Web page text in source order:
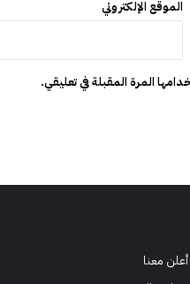
الموقع الإلكتروني
المرة المقبلة في تعليقي.
أعلن معنا